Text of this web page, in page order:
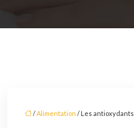
/Alimentation / Les antioxydants